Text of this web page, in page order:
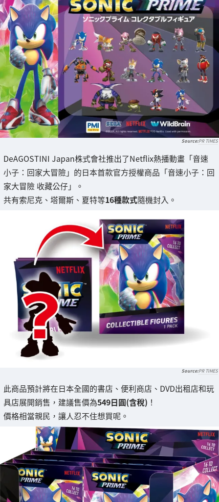
PR TIMES
DeAGOSTINI Japan株式會社推出了Netflix熱播動畫「音速
小子：回家大冒險」的日本首款官方授權商品「音速小子：回
家大冒險 收藏公仔」。
共有索尼克、塔爾斯、夏特等16種款式隨機封入。
PR TIMES
此商品預計將在日本全國的書店、便利商店、DVD出租店和玩
具店展開銷售，建議售價為549日圓(含稅) ！
價格相當親民，讓人忍不住想買呢。